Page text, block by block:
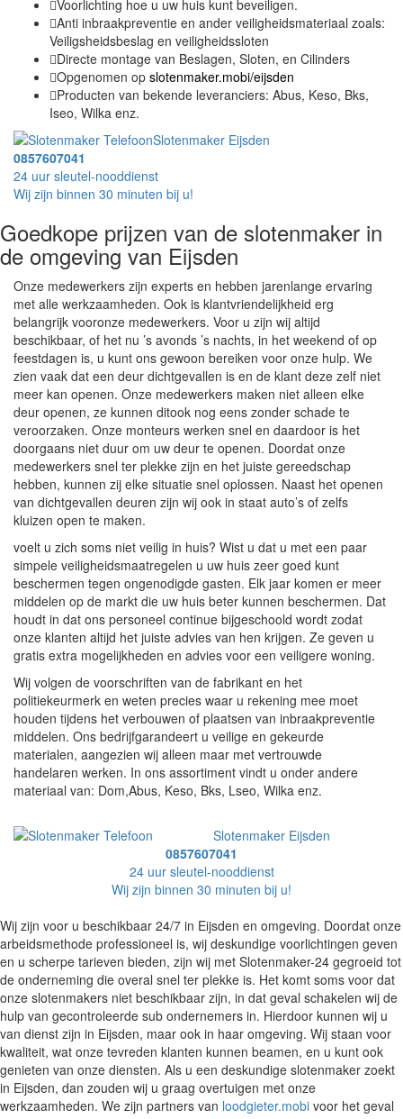
Voorlichting hoe u uw huis kunt beveiligen.
Anti inbraakpreventie en ander veiligheidsmateriaal zoals:
Veiligsheidsbeslag en veiligheidssloten
Directe montage van Beslagen, Sloten, en Cilinders
Opgenomen op slotenmaker.mobi/eijsden
Producten van bekende leveranciers: Abus, Keso, Bks,
Iseo, Wilka enz.
Slotenmaker Eijsden
0857607041
24 uur sleutel-nooddienst
Wij zijn binnen 30 minuten bij u!
Goedkope prijzen van de slotenmaker in
de omgeving van Eijsden
Onze medewerkers zijn experts en hebben jarenlange ervaring
met alle werkzaamheden. Ook is klantvriendelijkheid erg
belangrijk vooronze medewerkers. Voor u zijn wij altijd
beschikbaar, of het nu ’s avonds ’s nachts, in het weekend of op
feestdagen is, u kunt ons gewoon bereiken voor onze hulp. We
zien vaak dat een deur dichtgevallen is en de klant deze zelf niet
meer kan openen. Onze medewerkers maken niet alleen elke
deur openen, ze kunnen ditook nog eens zonder schade te
veroorzaken. Onze monteurs werken snel en daardoor is het
doorgaans niet duur om uw deur te openen. Doordat onze
medewerkers snel ter plekke zijn en het juiste gereedschap
hebben, kunnen zij elke situatie snel oplossen. Naast het openen
van dichtgevallen deuren zijn wij ook in staat auto’s of zelfs
kluizen open te maken.
voelt u zich soms niet veilig in huis? Wist u dat u met een paar
simpele veiligheidsmaatregelen u uw huis zeer goed kunt
beschermen tegen ongenodigde gasten. Elk jaar komen er meer
middelen op de markt die uw huis beter kunnen beschermen. Dat
houdt in dat ons personeel continue bijgeschoold wordt zodat
onze klanten altijd het juiste advies van hen krijgen. Ze geven u
gratis extra mogelijkheden en advies voor een veiligere woning.
Wij volgen de voorschriften van de fabrikant en het
politiekeurmerk en weten precies waar u rekening mee moet
houden tijdens het verbouwen of plaatsen van inbraakpreventie
middelen. Ons bedrijfgarandeert u veilige en gekeurde
materialen, aangezien wij alleen maar met vertrouwde
handelaren werken. In ons assortiment vindt u onder andere
materiaal van: Dom,Abus, Keso, Bks, Lseo, Wilka enz.
Slotenmaker Eijsden
0857607041
24 uur sleutel-nooddienst
Wij zijn binnen 30 minuten bij u!
Wij zijn voor u beschikbaar 24/7 in Eijsden en omgeving. Doordat onze
arbeidsmethode professioneel is, wij deskundige voorlichtingen geven
en u scherpe tarieven bieden, zijn wij met Slotenmaker-24 gegroeid tot
de onderneming die overal snel ter plekke is. Het komt soms voor dat
onze slotenmakers niet beschikbaar zijn, in dat geval schakelen wij de
hulp van gecontroleerde sub ondernemers in. Hierdoor kunnen wij u
van dienst zijn in Eijsden, maar ook in haar omgeving. Wij staan voor
kwaliteit, wat onze tevreden klanten kunnen beamen, en u kunt ook
genieten van onze diensten. Als u een deskundige slotenmaker zoekt
in Eijsden, dan zouden wij u graag overtuigen met onze
werkzaamheden. We zijn partners van loodgieter.mobi voor het geval